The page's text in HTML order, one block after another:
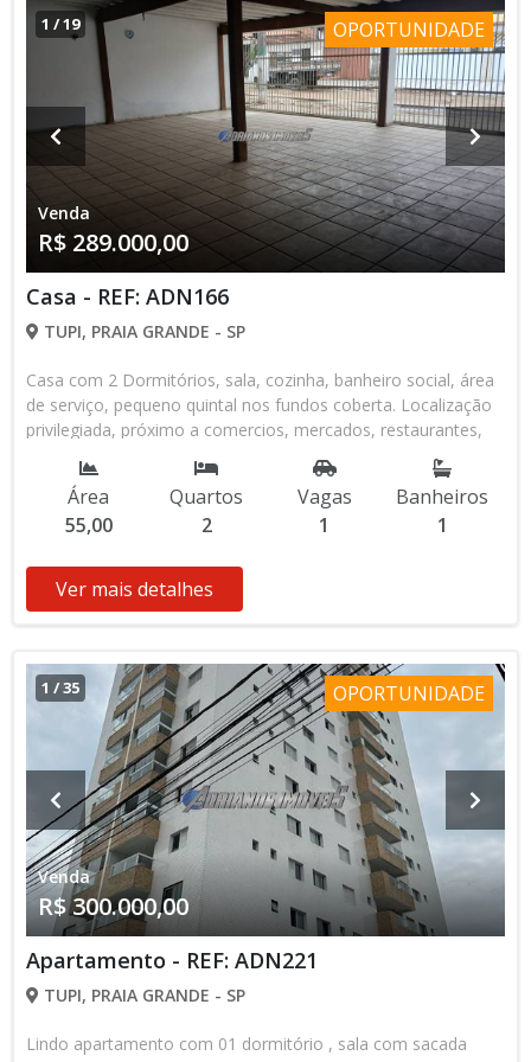
1 /19 OPORTUNIDADE
Venda
R$ 289.000,00
Casa - REF: ADN166
TUPI, PRAIA GRANDE - SP
Casa com 2 Dormitórios, sala, cozinha, banheiro social, área
de serviço, pequeno quintal nos fundos coberta. Localização
privilegiada, próximo a comercios, mercados, restaurantes,
Área
55,00
Quartos
2
Vagas
1
Banheiros
1
Ver mais detalhes
1 /35 OPORTUNIDADE
Venda
R$ 300.000,00
Apartamento - REF: ADN221
TUPI, PRAIA GRANDE - SP
Lindo apartamento com 01 dormitório , sala com sacada